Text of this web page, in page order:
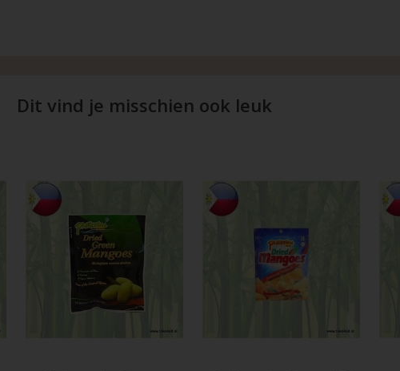
Dit vind je misschien ook leuk